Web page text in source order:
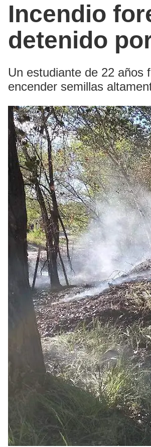
Incendio
detenido
Un estudiante de 22 años
encender semillas